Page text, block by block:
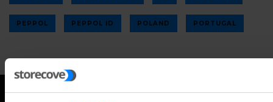
PEPPOL PEPPOL ID POLAND PORTUGAL